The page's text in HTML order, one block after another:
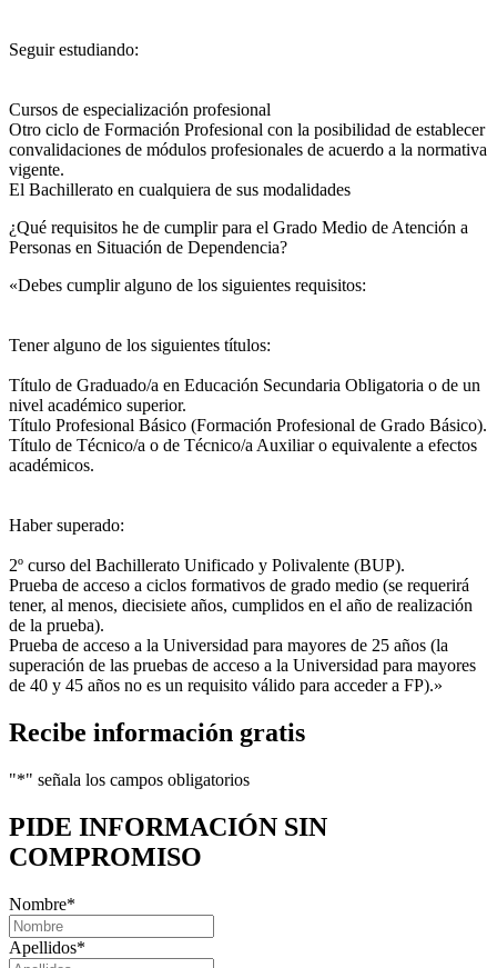
Seguir estudiando:
Cursos de especialización profesional
Otro ciclo de Formación Profesional con la posibilidad de establecer
convalidaciones de módulos profesionales de acuerdo a la normativa
vigente.
El Bachillerato en cualquiera de sus modalidades
¿Qué requisitos he de cumplir para el Grado Medio de Atención a
Personas en Situación de Dependencia?
«Debes cumplir alguno de los siguientes requisitos:
Tener alguno de los siguientes títulos:
Título de Graduado/a en Educación Secundaria Obligatoria o de un
nivel académico superior.
Título Profesional Básico (Formación Profesional de Grado Básico).
Título de Técnico/a o de Técnico/a Auxiliar o equivalente a efectos
académicos.
Haber superado:
2º curso del Bachillerato Unificado y Polivalente (BUP).
Prueba de acceso a ciclos formativos de grado medio (se requerirá
tener, al menos, diecisiete años, cumplidos en el año de realización
de la prueba).
Prueba de acceso a la Universidad para mayores de 25 años (la
superación de las pruebas de acceso a la Universidad para mayores
de 40 y 45 años no es un requisito válido para acceder a FP).»
Recibe información gratis
"*" señala los campos obligatorios
PIDE INFORMACIÓN SIN
COMPROMISO
Nombre*
Apellidos*